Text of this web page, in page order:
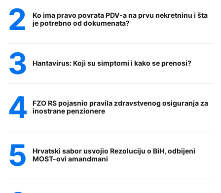
Ko ima pravo povrata PDV-a na prvu nekretninu i šta
je potrebno od dokumenata?
Hantavirus: Koji su simptomi i kako se prenosi?
FZO RS pojasnio pravila zdravstvenog osiguranja za
inostrane penzionere
Hrvatski sabor usvojio Rezoluciju o BiH, odbijeni
MOST-ovi amandmani